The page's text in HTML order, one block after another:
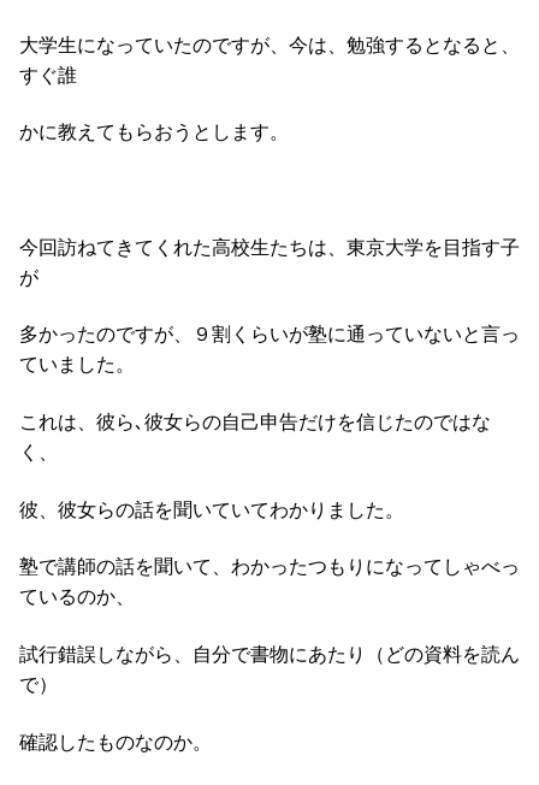
大学生になっていたのですが、今は、勉強するとなると、
すぐ誰
かに教えてもらおうとします。
今回訪ねてきてくれた高校生たちは、東京大学を目指す子
が
多かったのですが、９割くらいが塾に通っていないと言っ
ていました。
これは、彼ら､彼女らの自己申告だけを信じたのではな
く、
彼、彼女らの話を聞いていてわかりました。
塾で講師の話を聞いて、わかったつもりになってしゃべっ
ているのか、
試行錯誤しながら、自分で書物にあたり（どの資料を読ん
で）
確認したものなのか。